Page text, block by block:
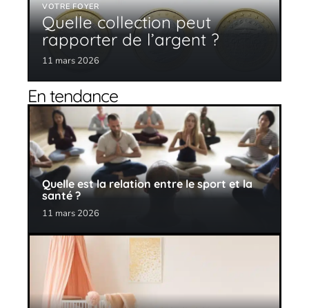
VOTRE FOYER
Quelle collection peut
rapporter de l’argent ?
11 mars 2026
En tendance
Quelle est la relation entre le sport et la
santé ?
11 mars 2026